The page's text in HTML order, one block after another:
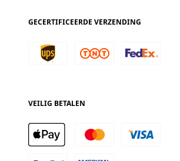
GECERTIFICEERDE VERZENDING
VEILIG BETALEN